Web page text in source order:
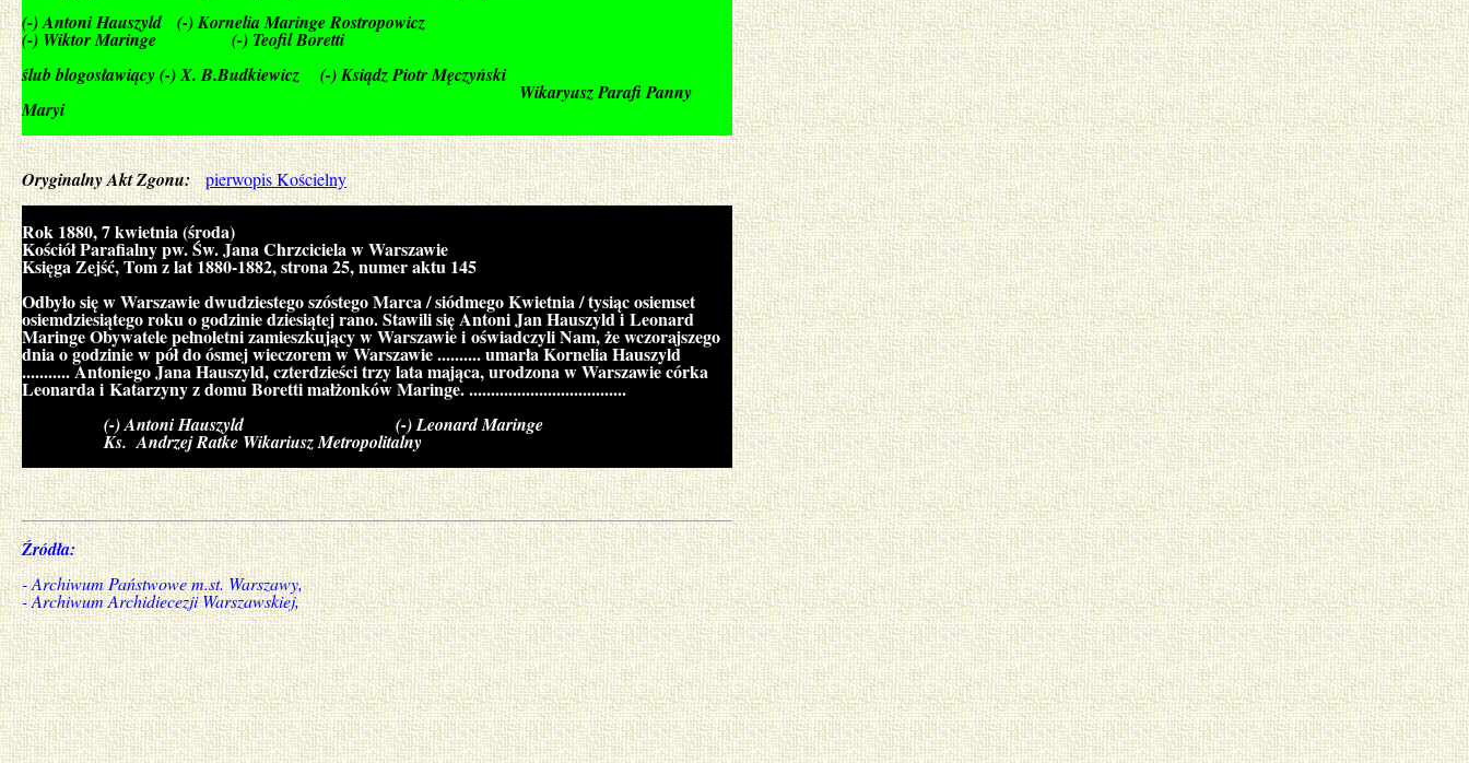
(-) Antoni Hauszyld (-) Kornelia Maringe Rostropowicz
(-) Wiktor Maringe (-) Teofil Boretti
ślub blogosławiący (-) X. B.Budkiewicz (-) Ksiądz Piotr Męczyński
Wikaryusz Parafi Panny
Maryi
Oryginalny Akt Zgonu:pierwopis Kościelny
Rok 1880, 7 kwietnia (środa)
Kościół Parafialny pw. Św. Jana Chrzciciela w Warszawie
Księga Zejść, Tom z lat 1880-1882, strona 25, numer aktu 145
Odbyło się w Warszawie dwudziestego szóstego Marca / siódmego Kwietnia / tysiąc osiemset
osiemdziesiątego roku o godzinie dziesiątej rano. Stawili się Antoni Jan Hauszyld i Leonard
Maringe Obywatele pełnoletni zamieszkujący w Warszawie i oświadczyli Nam, że wczorajszego
dnia o godzinie w pół do ósmej wieczorem w Warszawie .......... umarła Kornelia Hauszyld
........... Antoniego Jana Hauszyld, czterdzieści trzy lata mająca, urodzona w Warszawie córka
Leonarda i Katarzyny z domu Boretti małżonków Maringe. ....................................
(-) Antoni Hauszyld (-) Leonard Maringe
Ks. Andrzej Ratke Wikariusz Metropolitalny
Źródła:
- Archiwum Państwowe m.st. Warszawy,
- Archiwum Archidiecezji Warszawskiej,